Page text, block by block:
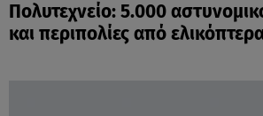
Πολυτεχνείο: 5.000
και περιπολίες από